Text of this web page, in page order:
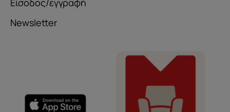
e-mail
Newsletter